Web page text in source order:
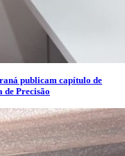
publicam capítulo de
Precisão